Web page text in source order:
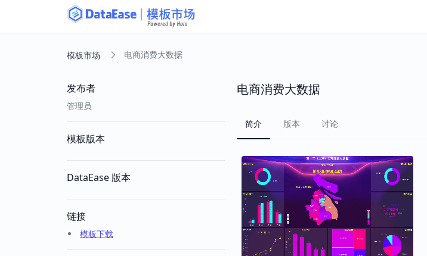
模板市场 电商消费大数据
发布者
管理员
模板版本
DataEase 版本
链接
模板下载
电商消费大数据
简介 版本 讨论